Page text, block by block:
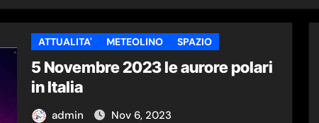
ATTUALITA' METEOLINO SPAZIO
5 Novembre 2023 le aurore polari
in Italia
admin Nov 6, 2023